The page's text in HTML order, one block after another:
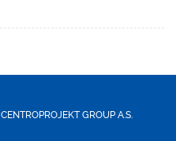
CENTROPROJEKT GROUP A.S.